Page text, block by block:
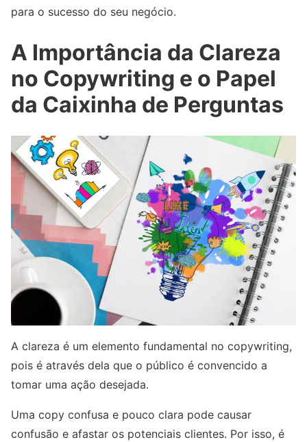
para o sucesso do seu negócio.
A Importância da Clareza
no Copywriting e o Papel
da Caixinha de Perguntas
A clareza é um elemento fundamental no copywriting,
pois é através dela que o público é convencido a
tomar uma ação desejada.
Uma copy confusa e pouco clara pode causar
confusão e afastar os potenciais clientes. Por isso, é